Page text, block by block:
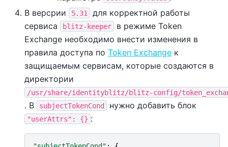
В версрии
5.31
для корректной работы
сервиса
blitz-keeper
в режиме Token
Exchange необходимо внести изменения в
правила доступа по Token Exchange к
защищаемым сервисам, которые создаются в
директории
/usr/share/identityblitz/blitz-config/
. В subjectTokenCond нужно добавить блок
"userAttrs": {} :